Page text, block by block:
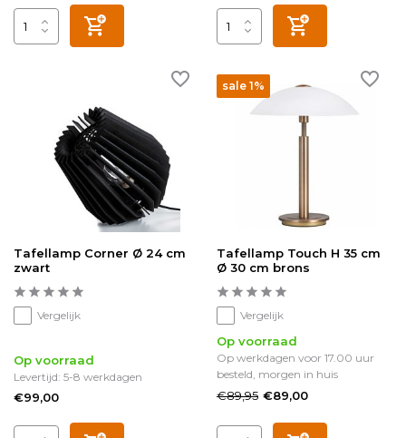
Tafellamp Corner Ø 24 cm
zwart
Vergelijk
Op voorraad
Levertijd: 5-8 werkdagen
€99,00
sale 1%
Tafellamp Touch H 35 cm
Ø 30 cm brons
Vergelijk
Op voorraad
Op werkdagen voor 17.00 uur
besteld, morgen in huis
€89,95 €89,00